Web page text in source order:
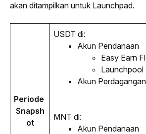
akan ditampilkan untuk Launchpad.
Snapsh
ot
USDT di:
Akun Pendanaan
Easy Earn
Launchpool
Akun
MNT di:
Akun Pendanaan